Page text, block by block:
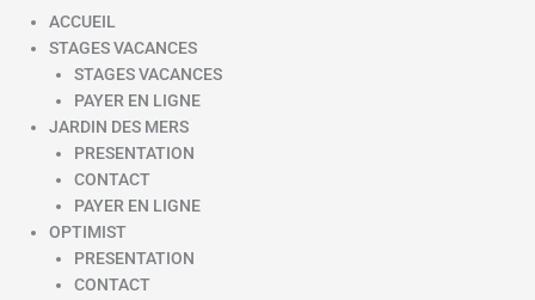
ACCUEIL
STAGES VACANCES
STAGES VACANCES
PAYER EN LIGNE
JARDIN DES MERS
PRESENTATION
CONTACT
PAYER EN LIGNE
OPTIMIST
PRESENTATION
CONTACT